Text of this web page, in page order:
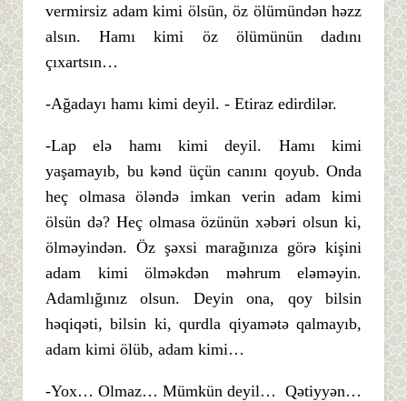
vermirsiz adam kimi ölsün, öz ölümündən həzz
alsın. Hamı kimi öz ölümünün dadını
çıxartsın…
-Ağadayı hamı kimi deyil. - Etiraz edirdilər.
-Lap elə hamı kimi deyil. Hamı kimi
yaşamayıb, bu kənd üçün canını qoyub. Onda
heç olmasa öləndə imkan verin adam kimi
ölsün də? Heç olmasa özünün xəbəri olsun ki,
ölməyindən. Öz şəxsi marağınıza görə kişini
adam kimi ölməkdən məhrum eləməyin.
Adamlığınız olsun. Deyin ona, qoy bilsin
həqiqəti, bilsin ki, qurdla qiyamətə qalmayıb,
adam kimi ölüb, adam kimi…
-Yox… Olmaz… Mümkün deyil… Qətiyyən…